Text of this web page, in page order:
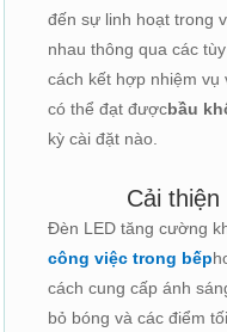
đến sự linh hoạt trong
nhau thông qua các
cách kết hợp nhiệm vụ
có thể đạt đượcbầu
kỳ cài đặt nào.
Cải
Đèn LED tăng cường
công việc trong bếp
cách cung cấp ánh
bỏ bóng và các điểm